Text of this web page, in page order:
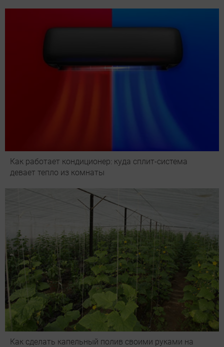
Как работает кондиционер: куда сплит-система
девает тепло из комнаты
Как сделать капельный полив своими руками на